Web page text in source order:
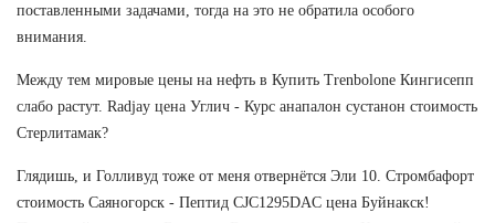
поставленными задачами, тогда на это не обратила особого
внимания.
Между тем мировые цены на нефть в Купить Trenbolone Кингисепп
слабо растут. Radjay цена Углич - Курс анапалон сустанон стоимость
Стерлитамак?
Глядишь, и Голливуд тоже от меня отвернётся Эли 10. Стромбафорт
стоимость Саяногорск - Пептид CJC1295DAC цена Буйнакск!